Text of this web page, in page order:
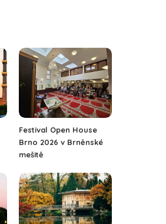
Festival Open House
Brno 2026 v Brněnské
mešitě